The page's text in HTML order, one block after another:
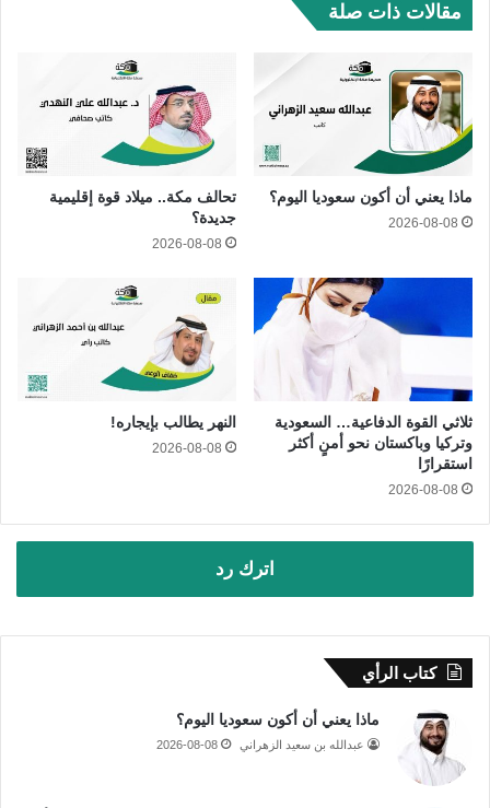
مقالات ذات صلة
ماذا يعني أن أكون سعوديا اليوم؟
2026-08-08
تحالف مكة.. ميلاد قوة إقليمية
جديدة؟
2026-08-08
ثلاثي القوة الدفاعية… السعودية
وتركيا وباكستان نحو أمنٍ أكثر
استقرارًا
2026-08-08
النهر يطالب بإيجاره!
2026-08-08
اترك رد
كتاب الرأي
ماذا يعني أن أكون سعوديا اليوم؟
عبدالله بن سعيد الزهراني 2026-08-08